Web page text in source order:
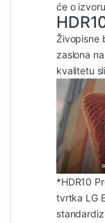
će o
Živopisne
zaslona
kvalitetu
*HDR10
tvrtka LG